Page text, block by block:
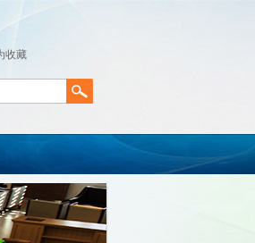
收藏